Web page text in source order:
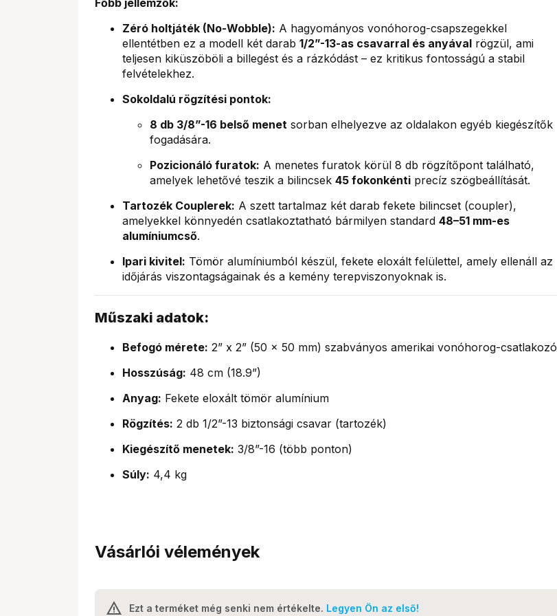
Zéró holtjáték (No-Wobble): A hagyományos vonóhorog-csapszegekkel
ellentétben ez a modell két darab 1/2”-13-as csavarral és anyával rögzül, ami
teljesen kiküszöböli a billegést és a rázkódást – ez kritikus fontosságú a stabil
felvételekhez.
Sokoldalú rögzítési pontok:
8 db 3/8”-16 belső menet sorban elhelyezve az oldalakon egyéb kiegészítők
fogadására.
Pozicionáló furatok: A menetes furatok körül 8 db rögzítőpont található,
amelyek lehetővé teszik a bilincsek 45 fokonkénti precíz szögbeállítását.
Tartozék Couplerek: A szett tartalmaz két darab fekete bilincset (coupler),
amelyekkel könnyedén csatlakoztatható bármilyen standard 48–51 mm-es
alumíniumcső.
Ipari kivitel: Tömör alumíniumból készül, fekete eloxált felülettel, amely ellenáll az
időjárás viszontagságainak és a kemény terepviszonyoknak is.
Műszaki adatok:
Befogó mérete: 2” x 2” (50 x 50 mm) szabványos amerikai vonóhorog-csatlakozó
Hosszúság: 48 cm (18.9”)
Anyag: Fekete eloxált tömör alumínium
Rögzítés: 2 db 1/2”-13 biztonsági csavar (tartozék)
Kiegészítő menetek: 3/8”-16 (több ponton)
Súly: 4,4 kg
Vásárlói vélemények
Ezt a terméket még senki nem értékelte. Legyen Ön az első!